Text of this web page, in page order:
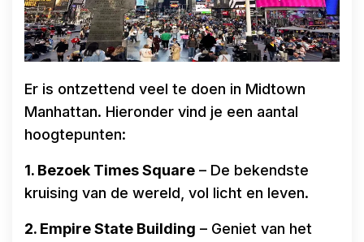
Er is ontzettend veel te doen in Midtown
Manhattan. Hieronder vind je een aantal
hoogtepunten:
1. Bezoek Times Square – De bekendste
kruising van de wereld, vol licht en leven.
2. Empire State Building – Geniet van het